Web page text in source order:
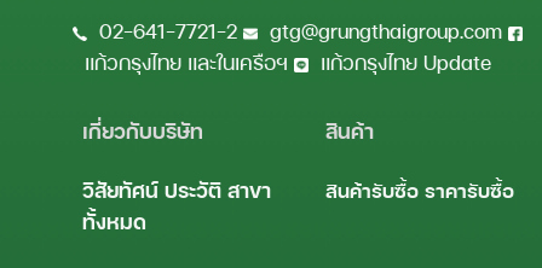
02-641-7721-2
gtg@grungthaigroup.com
แก้วกรุงไทย และในเครือฯ
แก้วกรุงไทย Update
เกี่ยวกับบริษัท
วิสัยทัศน์ ประวัติ สาขา
ทั้งหมด
สินค้า
สินค้ารับซื้อ ราคารับซื้อ